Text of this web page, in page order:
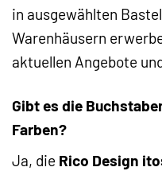
in ausgewählten
Warenhäusern
aktuellen Angebote
Gibt es die
Farben?
Ja, die Rico Design